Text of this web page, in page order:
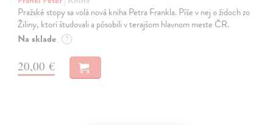
Pražské stopy sa volá nová kniha Petra Frankla. Píše v nej o židoch zo
Žiliny, ktorí študovali a pôsobili v terajšom hlavnom meste ČR.
Na sklade ?
20,00 €